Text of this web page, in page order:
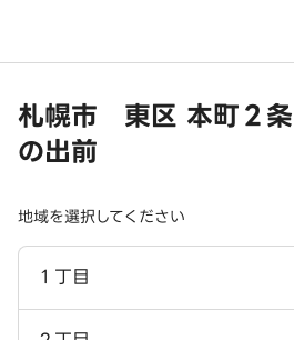
札幌市 東区 本町２条
の出前
地域を選択してください
１丁目